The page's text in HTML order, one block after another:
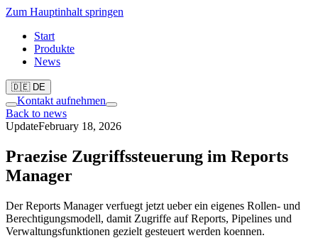
Zum Hauptinhalt springen
Start
Produkte
News
🇩🇪 DE
Kontakt aufnehmen
Back to news
UpdateFebruary 18, 2026
Praezise Zugriffssteuerung im Reports
Manager
Der Reports Manager verfuegt jetzt ueber ein eigenes Rollen- und
Berechtigungsmodell, damit Zugriffe auf Reports, Pipelines und
Verwaltungsfunktionen gezielt gesteuert werden koennen.